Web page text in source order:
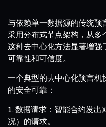
与依赖单一数据源的传统预
采用分布式节点架构，从多
这种去中心化方法显著增强
可靠性和可信度。
一个典型的去中心化预言机
的安全可靠：
数据请求：智能合约发出
况）的请求。